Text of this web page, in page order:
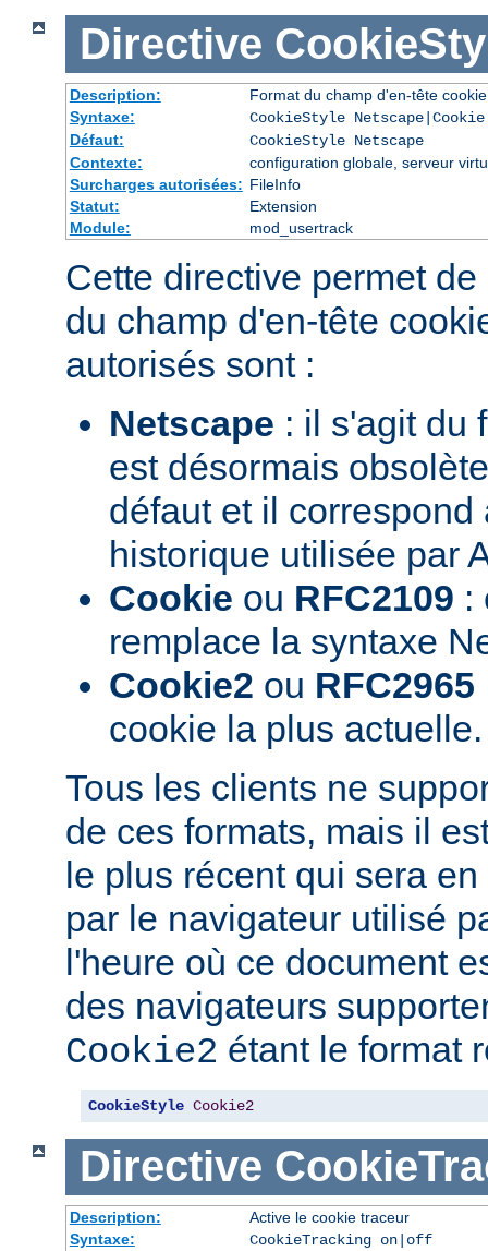
Directive
Description:
Format du champ d'en-tête cookie
Syntaxe:
CookieStyle
Défaut:
CookieStyle Netscape
Contexte:
configuration globale, serveur
Surcharges autorisées: FileInfo
Statut:
Extension
Module:
mod_usertrack
Cette directive permet
du champ d'en-tête
autorisés sont :
Netscape : il s'agit du
est désormais
défaut et il correspond
historique utilisée par
Cookie ou RFC2109 :
remplace la syntaxe
Cookie2 ou RFC2965
cookie la plus actuelle.
Tous les clients ne
de ces formats, mais il
le plus récent qui sera
par le navigateur utilisé
l'heure où ce document
des navigateurs
Cookie2 étant le format
CookieStyle Cookie2
Directive
Description:
Active le cookie traceur
Syntaxe:
CookieTracking on|off